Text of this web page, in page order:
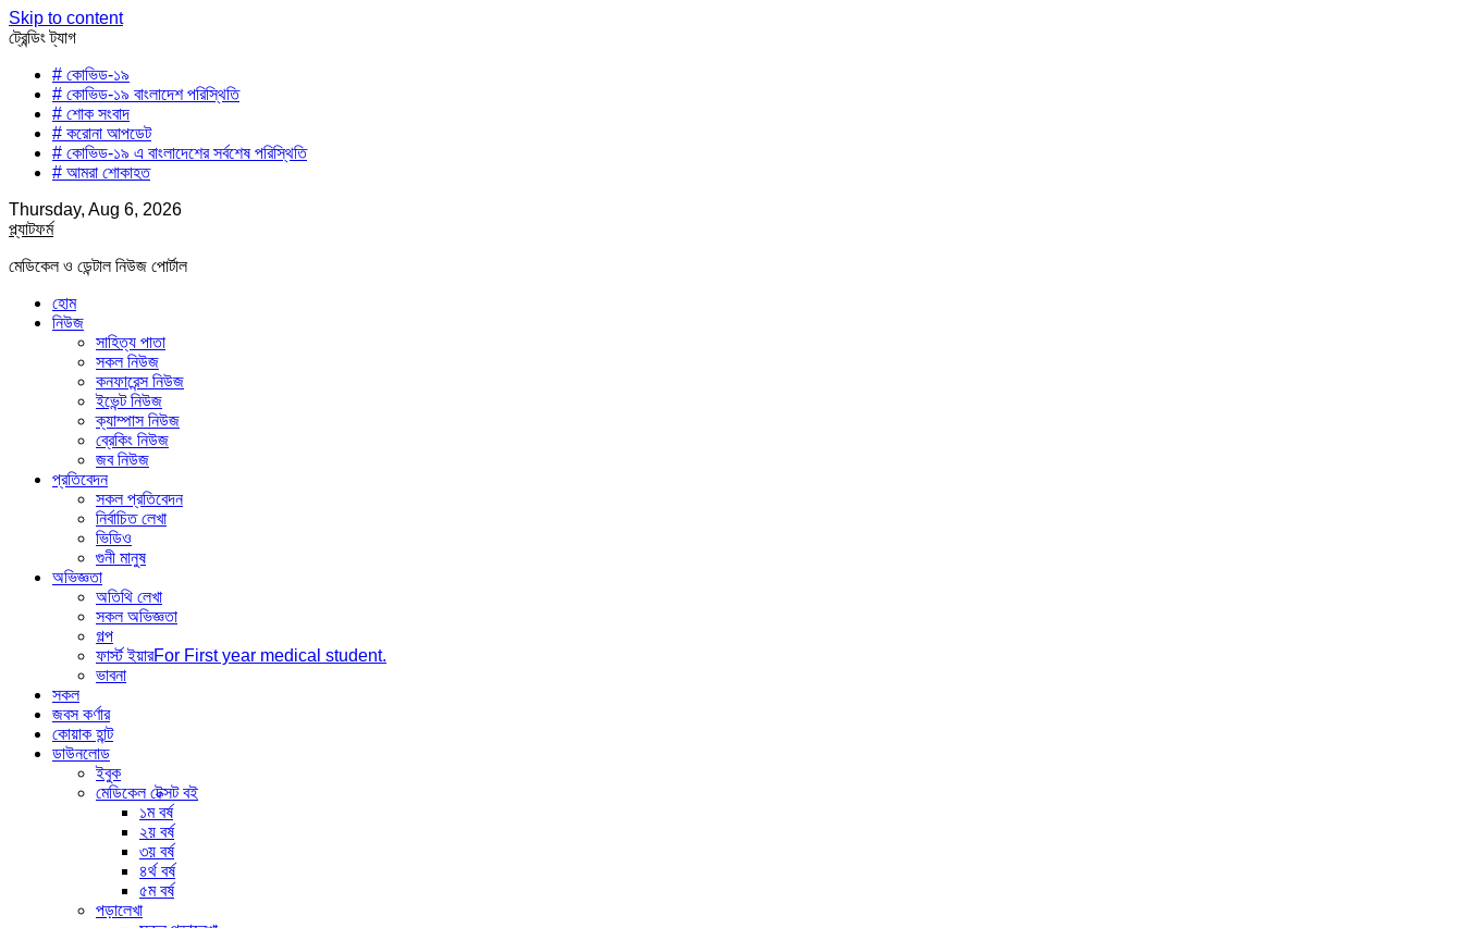
Skip to content
ট্রেন্ডিং ট্যাগ
# কোভিড-১৯
# কোভিড-১৯ বাংলাদেশ পরিস্থিতি
# শোক সংবাদ
# করোনা আপডেট
# কোভিড-১৯ এ বাংলাদেশের সর্বশেষ পরিস্থিতি
# আমরা শোকাহত
Thursday, Aug 6, 2026
প্ল্যাটফর্ম
মেডিকেল ও ডেন্টাল নিউজ পোর্টাল
হোম
নিউজ
সাহিত্য পাতা
সকল নিউজ
কনফারেন্স নিউজ
ইভেন্ট নিউজ
ক্যাম্পাস নিউজ
ব্রেকিং নিউজ
জব নিউজ
প্রতিবেদন
সকল প্রতিবেদন
নির্বাচিত লেখা
ভিডিও
গুনী মানুষ
অভিজ্ঞতা
অতিথি লেখা
সকল অভিজ্ঞতা
গল্প
ফার্স্ট ইয়ারFor First year medical student.
ভাবনা
সকল
জবস কর্ণার
কোয়াক হান্ট
ডাউনলোড
ইবুক
মেডিকেল টেক্সট বই
১ম বর্ষ
২য় বর্ষ
৩য় বর্ষ
৪র্থ বর্ষ
৫ম বর্ষ
পড়ালেখা